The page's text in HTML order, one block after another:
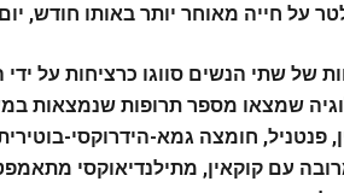
על חייה מאוחר יותר באותו חודש, יום
של שתי הנשים סווגו כרציחות על
שמצאו מספר תרופות שנמצאות
פנטניל, חומצה גמא-הידרוקסי-
עם קוקאין, מתילנדיאוקסי